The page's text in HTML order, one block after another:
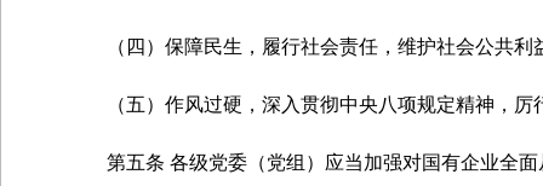
（四）保障民生，履行社会责任，维护社会公共利
（五）作风过硬，深入贯彻中央八项规定精神，厉
第五条 各级党委（党组）应当加强对国有企业全面